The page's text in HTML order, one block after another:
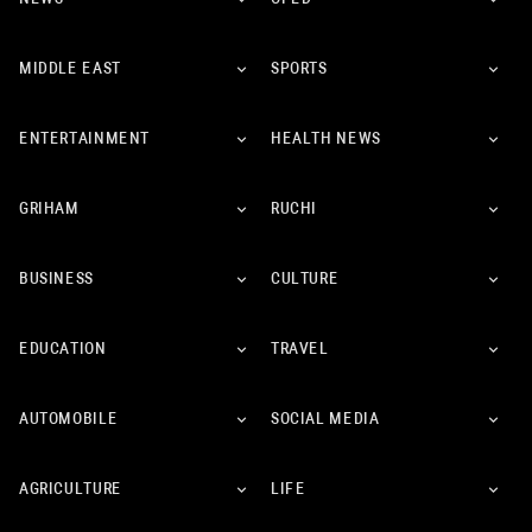
MIDDLE EAST SPORTS
ENTERTAINMENT HEALTH NEWS
GRIHAM RUCHI
BUSINESS CULTURE
EDUCATION TRAVEL
AUTOMOBILE SOCIAL MEDIA
AGRICULTURE LIFE